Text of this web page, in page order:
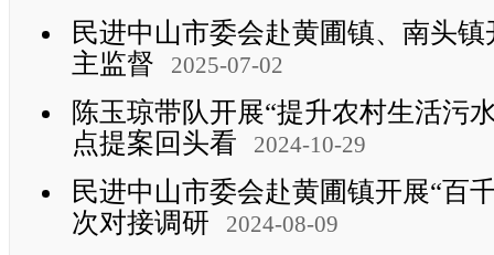
民进中山市委会赴黄圃镇、南头
主监督
2025-07-02
陈玉琼带队开展“提升农村生活污
点提案回头看
2024-10-29
民进中山市委会赴黄圃镇开展“百
次对接调研
2024-08-09